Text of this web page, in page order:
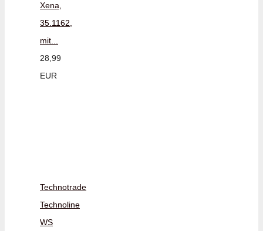
Xena,
35.1162,
mit...
28,99
EUR
Technotrade
Technoline
WS